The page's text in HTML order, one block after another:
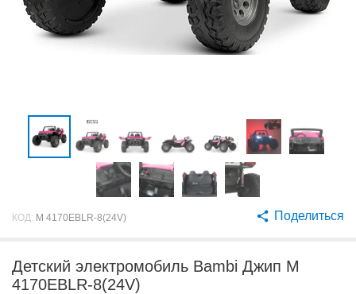
КОД: M 4170EBLR-8(24V) Поделиться
Детский электромобиль Bambi Джип M
4170EBLR-8(24V)